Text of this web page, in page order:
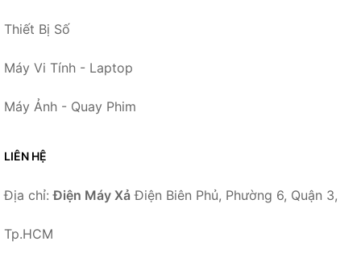
Thiết Bị Số
Máy Vi Tính - Laptop
Máy Ảnh - Quay Phim
LIÊN HỆ
Địa chỉ:Điện Máy Xả Điện Biên Phủ, Phường 6, Quận 3,
Tp.HCM